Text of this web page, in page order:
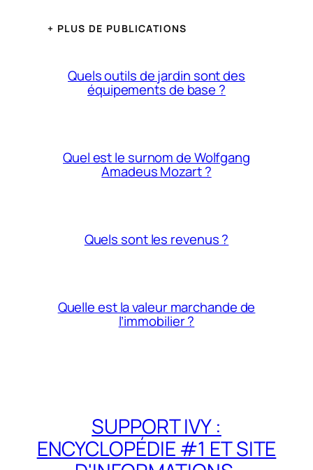
+ PLUS DE PUBLICATIONS
Quels outils de jardin sont des
équipements de base ?
Quel est le surnom de Wolfgang
Amadeus Mozart ?
Quels sont les revenus ?
Quelle est la valeur marchande de
l’immobilier ?
SUPPORT IVY :
ENCYCLOPÉDIE #1 ET SITE